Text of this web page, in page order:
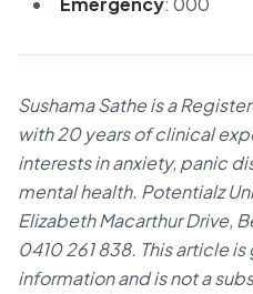
Sushama Sathe is a
with 20 years of clinical
interests in anxiety, panic
mental health. Potentialz
Elizabeth Macarthur Drive,
0410 261 838. This article
information and is not a